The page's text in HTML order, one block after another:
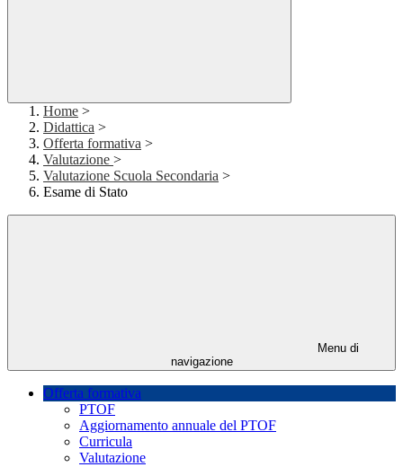
Home >
Didattica >
Offerta formativa >
Valutazione >
Valutazione Scuola Secondaria >
Esame di Stato
Menu di
navigazione
Offerta formativa
PTOF
Aggiornamento annuale del PTOF
Curricula
Valutazione